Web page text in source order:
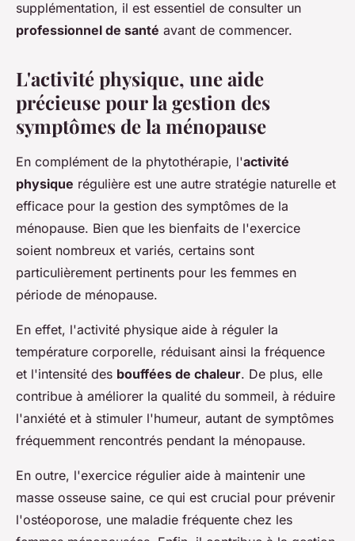
supplémentation, il est essentiel de consulter un
professionnel de santé avant de commencer.
L'activité physique, une aide
précieuse pour la gestion des
symptômes de la ménopause
En complément de la phytothérapie, l'activité
physique régulière est une autre stratégie naturelle et
efficace pour la gestion des symptômes de la
ménopause. Bien que les bienfaits de l'exercice
soient nombreux et variés, certains sont
particulièrement pertinents pour les femmes en
période de ménopause.
En effet, l'activité physique aide à réguler la
température corporelle, réduisant ainsi la fréquence
et l'intensité des bouffées de chaleur. De plus, elle
contribue à améliorer la qualité du sommeil, à réduire
l'anxiété et à stimuler l'humeur, autant de symptômes
fréquemment rencontrés pendant la ménopause.
En outre, l'exercice régulier aide à maintenir une
masse osseuse saine, ce qui est crucial pour prévenir
l'ostéoporose, une maladie fréquente chez les